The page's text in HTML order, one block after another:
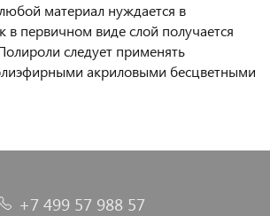
материал нуждается в
в первичном виде слой получается
следует применять
акриловыми бесцветными
+7 499 57 988 57